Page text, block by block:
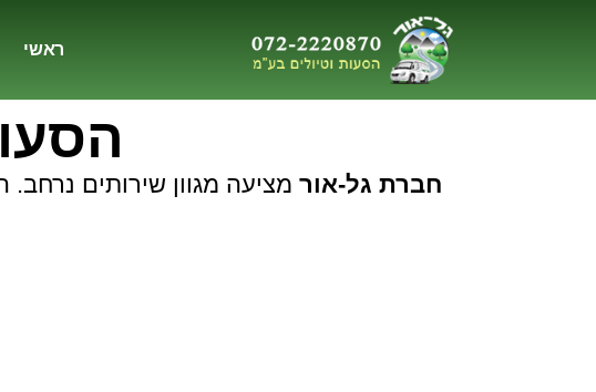
ראשי
חברת גל-אור מציעה מגוון שירותים